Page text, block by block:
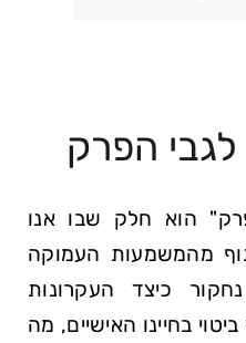
הפרק
הוא חלק שבו אנו
מהמשמעות העמוקה
כיצד העקרונות
בחיינו האישיים, מה